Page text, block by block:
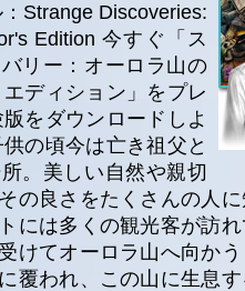
Strange Discoveries:
Edition 今すぐ「ス
リー：オーロラ山の
ディション」をプレ
をダウンロードしよ
の頃今は亡き祖父と
。美しい自然や親切
の良さをたくさんの人
には多くの観光客が訪
けてオーロラ山へ向か
覆われ、この山に生息